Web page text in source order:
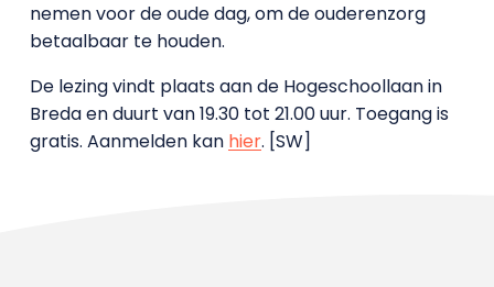
nemen voor de oude dag, om de ouderenzorg
betaalbaar te houden.
De lezing vindt plaats aan de Hogeschoollaan in
Breda en duurt van 19.30 tot 21.00 uur. Toegang is
gratis. Aanmelden kan hier. [SW]